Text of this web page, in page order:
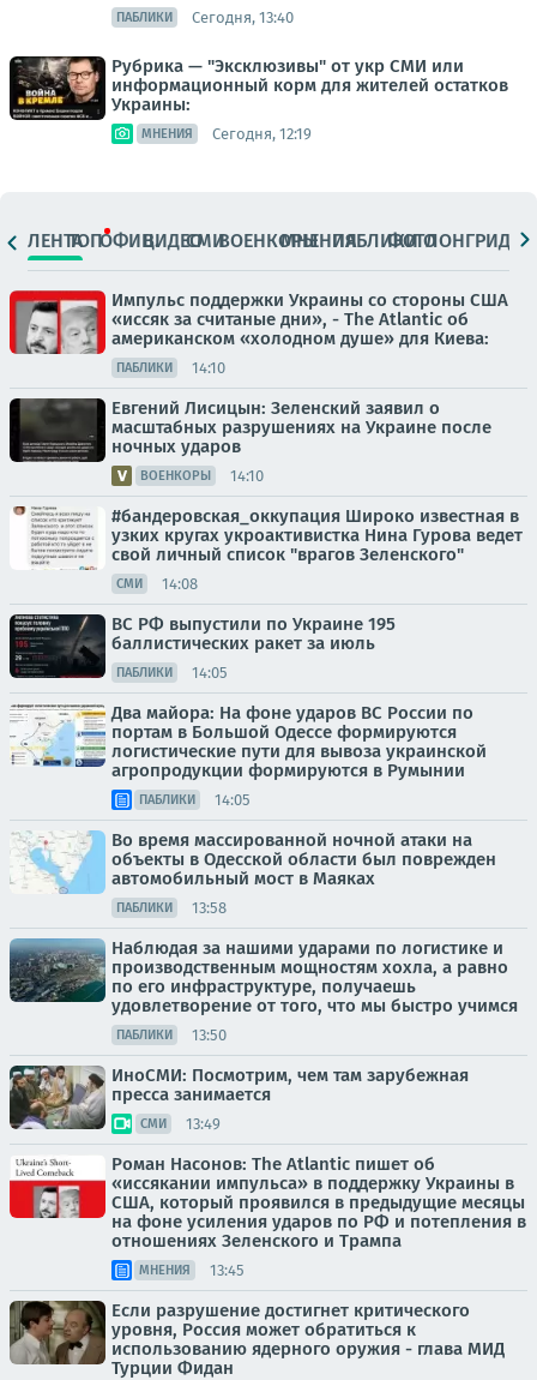
ПАБЛИКИ Сегодня, 13:40
Рубрика — "Эксклюзивы" от укр СМИ или
информационный корм для жителей остатков
Украины:
МНЕНИЯ Сегодня, 12:19
ЛЕНТАТОПОФИЦ.ВИДЕОСМИВОЕНКОРЫМНЕНИЯПАБЛИКИ
ФОТОЛОНГРИДЫ
Импульс поддержки Украины со стороны США
«иссяк за считаные дни», - The Atlantic об
американском «холодном душе» для Киева:
ПАБЛИКИ 14:10
Евгений Лисицын: Зеленский заявил о
масштабных разрушениях на Украине после
ночных ударов
ВОЕНКОРЫ 14:10
#бандеровская_оккупация Широко известная в
узких кругах укроактивистка Нина Гурова ведет
свой личный список "врагов Зеленского"
СМИ 14:08
ВС РФ выпустили по Украине 195
баллистических ракет за июль
ПАБЛИКИ 14:05
Два майора: На фоне ударов ВС России по
портам в Большой Одессе формируются
логистические пути для вывоза украинской
агропродукции формируются в Румынии
ПАБЛИКИ 14:05
Во время массированной ночной атаки на
объекты в Одесской области был поврежден
автомобильный мост в Маяках
ПАБЛИКИ 13:58
Наблюдая за нашими ударами по логистике и
производственным мощностям хохла, а равно
по его инфраструктуре, получаешь
удовлетворение от того, что мы быстро учимся
ПАБЛИКИ 13:50
ИноСМИ: Посмотрим, чем там зарубежная
пресса занимается
СМИ 13:49
Роман Насонов: The Atlantic пишет об
«иссякании импульса» в поддержку Украины в
США, который проявился в предыдущие месяцы
на фоне усиления ударов по РФ и потепления в
отношениях Зеленского и Трампа
МНЕНИЯ 13:45
Если разрушение достигнет критического
уровня, Россия может обратиться к
использованию ядерного оружия - глава МИД
Турции Фидан